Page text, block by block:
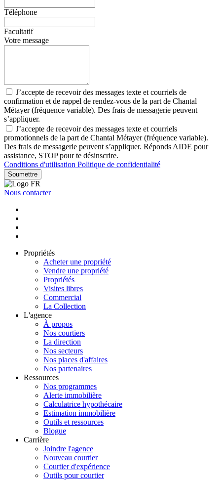
Téléphone
Facultatif
Votre message
J’accepte de recevoir des messages texte et courriels de
confirmation et de rappel de rendez-vous de la part de Chantal
Métayer (fréquence variable). Des frais de messagerie peuvent
s’appliquer.
J’accepte de recevoir des messages texte et courriels
promotionnels de la part de Chantal Métayer (fréquence variable).
Des frais de messagerie peuvent s’appliquer. Réponds AIDE pour
assistance, STOP pour te désinscrire.
Conditions d'utilisation Politique de confidentialité
Soumettre
Nous contacter
Propriétés
Acheter une propriété
Vendre une propriété
Propriétés
Visites libres
Commercial
La Collection
L'agence
À propos
Nos courtiers
La direction
Nos secteurs
Nos places d'affaires
Nos partenaires
Ressources
Nos programmes
Alerte immobilière
Calculatrice hypothécaire
Estimation immobilière
Outils et ressources
Blogue
Carrière
Joindre l'agence
Nouveau courtier
Courtier d'expérience
Outils pour courtier